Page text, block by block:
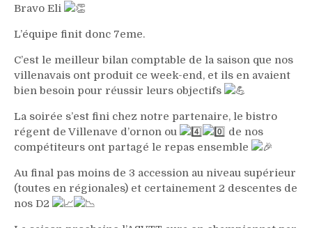
Bravo Eli
L’équipe finit donc 7eme.
C’est le meilleur bilan comptable de la saison que nos
villenavais ont produit ce week-end, et ils en avaient
bien besoin pour réussir leurs objectifs
La soirée s’est fini chez notre partenaire, le bistro
régent de Villenave d’ornon ou
de nos
compétiteurs ont partagé le repas ensemble
Au final pas moins de 3 accession au niveau supérieur
(toutes en régionales) et certainement 2 descentes de
nos D2